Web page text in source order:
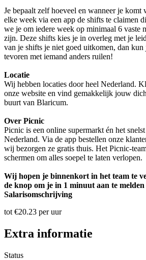
Je bepaalt zelf hoeveel en wanneer je
elke week via een app de shifts te claimen
we je om iedere week op minimaal 6 vaste
zijn. Deze shifts kies je in overleg met je
van je shifts je niet goed uitkomen, dan kun
tevoren met iemand anders ruilen!
Locatie
Wij hebben locaties door heel Nederland.
onze website en vind gemakkelijk jouw
buurt van Blaricum.
Over Picnic
Picnic is een online supermarkt én het
Nederland. Via de app bestellen onze
wij bezorgen ze gratis thuis. Het Picnic-
schermen om alles soepel te laten verlopen.
Wij hopen je binnenkort in het team te
de knop om je in 1 minuut aan te melden
Salarisomschrijving
tot €20.23 per uur
Extra informatie
Status